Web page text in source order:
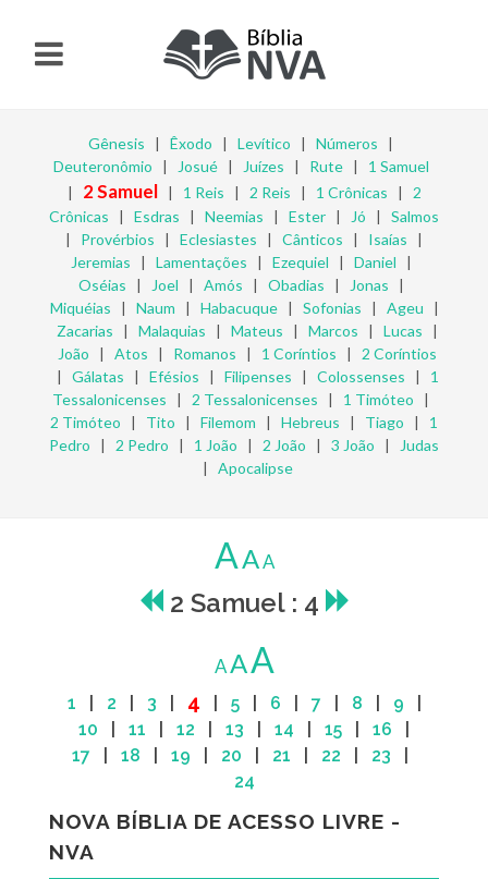
Gênesis | Êxodo | Levítico | Números |
Deuteronômio | Josué| Juízes | Rute| 1 Samuel
| 2 Samuel | 1 Reis | 2 Reis | 1 Crônicas | 2
Crônicas | Esdras | Neemias | Ester | Jó | Salmos
| Provérbios | Eclesiastes | Cânticos | Isaías |
Jeremias | Lamentações | Ezequiel | Daniel |
Oséias | Joel | Amós | Obadias | Jonas |
Miquéias | Naum | Habacuque| Sofonias | Ageu |
Zacarias | Malaquias | Mateus | Marcos | Lucas |
João | Atos | Romanos | 1 Coríntios | 2 Coríntios
| Gálatas | Efésios | Filipenses | Colossenses | 1
Tessalonicenses | 2 Tessalonicenses | 1 Timóteo |
2 Timóteo | Tito | Filemom | Hebreus | Tiago | 1
Pedro | 2 Pedro | 1 João | 2 João | 3 João |
Judas
| Apocalipse
AAA
2 Samuel : 4
AAA
1 2 3 4 5| 6 7 8 9
10
11 12 13 14 15 16
17
18 19 20 21 22 23
24
NOVA BÍBLIA DE ACESSO LIVRE -
NVA